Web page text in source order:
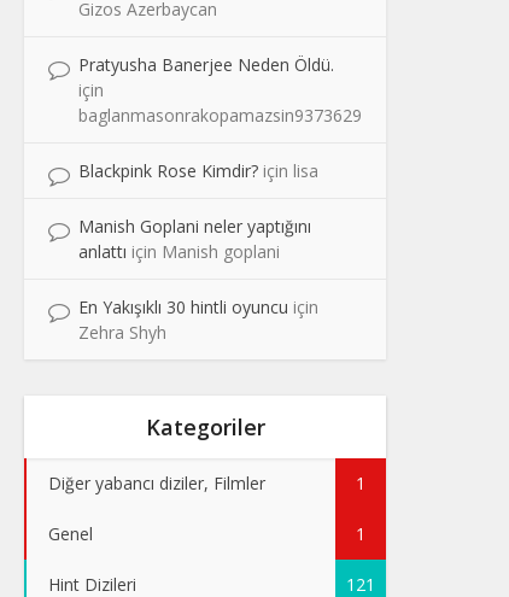
Gizos Azerbaycan
Pratyusha Banerjee Neden Öldü.
için
baglanmasonrakopamazsin9373629
Blackpink Rose Kimdir? için lisa
Manish Goplani neler yaptığını
anlattı için Manish goplani
En Yakışıklı 30 hintli oyuncu için
Zehra Shyh
Kategoriler
Diğer yabancı diziler, Filmler 1
Genel 1
Hint Dizileri 121